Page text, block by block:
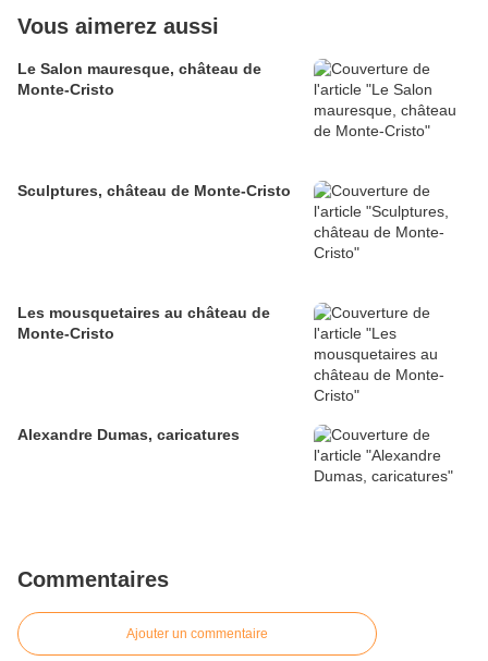
Vous aimerez aussi
Le Salon mauresque, château de
Monte-Cristo
Sculptures, château de Monte-Cristo
Les mousquetaires au château de
Monte-Cristo
Alexandre Dumas, caricatures
Commentaires
Ajouter un commentaire